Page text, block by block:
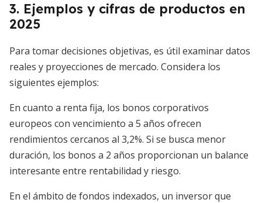
3. Ejemplos y cifras de productos en
2025
Para tomar decisiones objetivas, es útil examinar datos
reales y proyecciones de mercado. Considera los
siguientes ejemplos:
En cuanto a renta fija, los bonos corporativos
europeos con vencimiento a 5 años ofrecen
rendimientos cercanos al 3,2%. Si se busca menor
duración, los bonos a 2 años proporcionan un balance
interesante entre rentabilidad y riesgo.
En el ámbito de fondos indexados, un inversor que